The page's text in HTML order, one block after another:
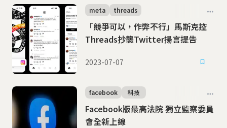
「競爭可以，作弊不行」馬斯克控
Threads抄襲Twitter揚言提告
meta threads
2023-07-07
Facebook版最高法院 獨立監察委員
會全新上線
facebook 科技